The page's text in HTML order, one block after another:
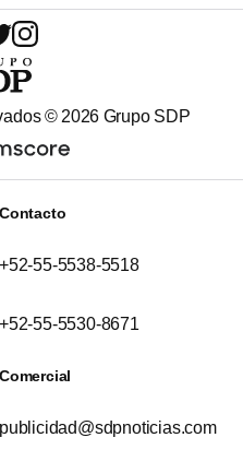
©2026 Grupo SDP
Contacto
+52-55-5538-5518
+52-55-5530-8671
Comercial
publicidad@sdpnoticias.com